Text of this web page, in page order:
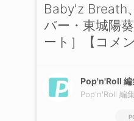
Baby'z Breath
バー・東城陽
ート］【コメ
Pop'n'Roll 編
Pop'n'Roll 編